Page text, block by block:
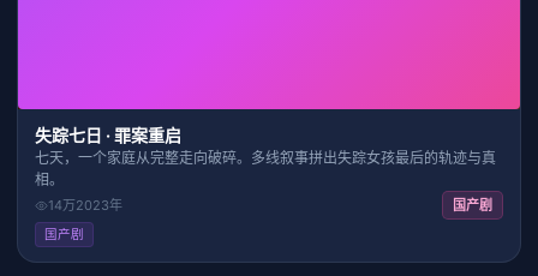
失踪七日 · 罪案重启
七天，一个家庭从完整走向破碎。多线叙事拼出失踪女孩最后的轨迹与真
相。
14万2023年 国产剧
国产剧